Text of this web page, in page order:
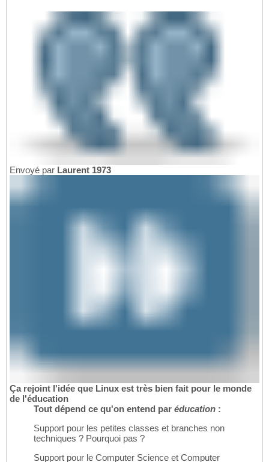
Envoyé par Laurent 1973
Ça rejoint l'idée que Linux est très bien fait pour le monde
de l'éducation
Tout dépend ce qu'on entend par éducation :
Support pour les petites classes et branches non
techniques ? Pourquoi pas ?
Support pour le Computer Science et Computer